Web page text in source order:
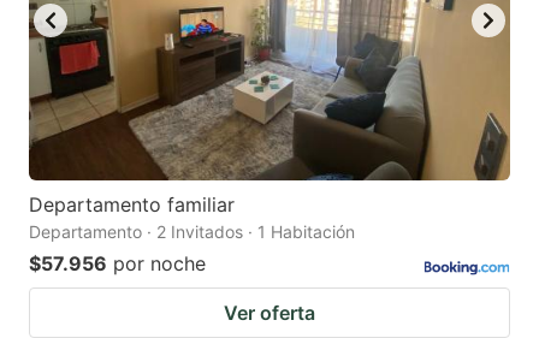
Departamento familiar
Departamento · 2 Invitados · 1 Habitación
$57.956 por noche
Ver oferta